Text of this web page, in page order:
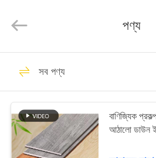
পণ্য
ভিডিও
Copyright
2025
এলভিটি ভিনাইল
পণ্য
সব পণ্য
বাণিজ্যিক
আঠালো ডাউন